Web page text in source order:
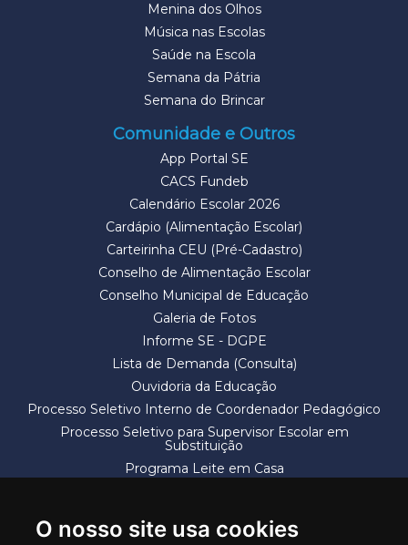
O nosso site usa cookies
Menina dos Olhos
Música nas Escolas
Saúde na Escola
Semana da Pátria
Semana do Brincar
Comunidade e Outros
App Portal SE
CACS Fundeb
Calendário Escolar 2026
Cardápio (Alimentação Escolar)
Carteirinha CEU (Pré-Cadastro)
Conselho de Alimentação Escolar
Conselho Municipal de Educação
Galeria de Fotos
Informe SE - DGPE
Lista de Demanda (Consulta)
Ouvidoria da Educação
Processo Seletivo Interno de Coordenador Pedagógico
Processo Seletivo para Supervisor Escolar em
Substituição
Programa Leite em Casa